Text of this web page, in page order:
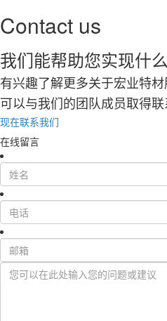
Contact us
我们能帮助您实现什么
有兴趣了解更多关于宏业特材
可以与我们的团队成员取得联
现在联系我们
在线留言